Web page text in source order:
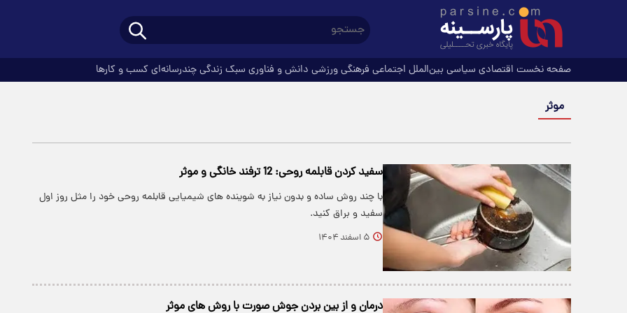
صفحه نخست اقتصادی سیاسی بین‌الملل اجتماعی فرهنگیورزشی دانش و فناوری سبک زندگیچندرسانه‌ای کسب و کارها
موثر
سفید کردن قابلمه روحی: 12 ترفند خانگی و موثر
با چند روش ساده و بدون نیاز به شوینده های شیمیایی قابلمه روحی خود را مثل روز اول
سفید و براق کنید.
۵ اسفند ۱۴۰۴
درمان و از بین بردن جوش صورت با روش های موثر